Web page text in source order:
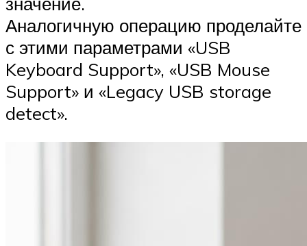
Аналогичную операцию проделайте
с этими параметрами «USB
Keyboard Support», «USB Mouse
Support» и «Legacy USB storage
detect».